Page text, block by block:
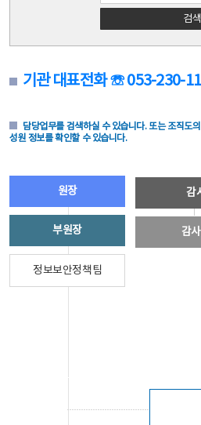
검색
기관 대표전화 ☏ 053-230-
담당업무를 검색하실 수 있습니다. 또는 조직도
성원 정보를 확인할 수 있습니다.
원장
부원장
정보보안정책팀
감
감